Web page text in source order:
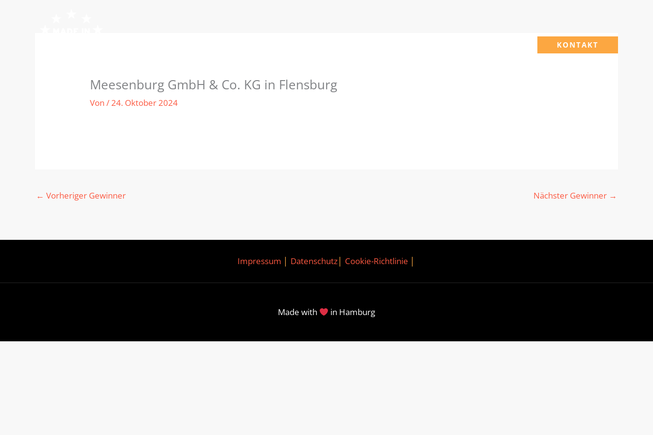
KONTAKT
Meesenburg GmbH & Co. KG in Flensburg
Von/24. Oktober 2024
← Vorheriger Gewinner Nächster Gewinner →
Impressum Datenschutz Cookie-Richtlinie
Made with in Hamburg